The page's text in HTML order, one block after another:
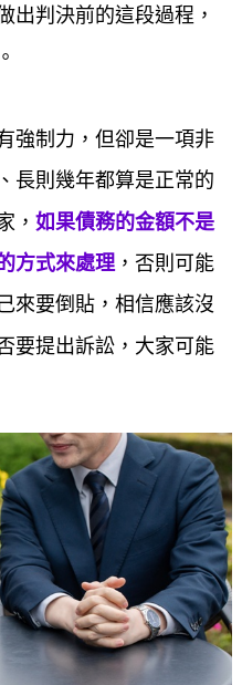
出判決前的這段過程，
強制力，但卻是一項非
長則幾年都算是正常的
， 如果債務的金額不是
方式來處理，否則可能
來要倒貼，相信應該沒
要提出訴訟，大家可能